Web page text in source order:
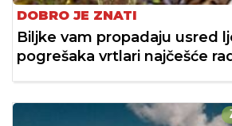
DOBRO JE ZNATI
Biljke vam propadaju usred
pogrešaka vrtlari najčešće